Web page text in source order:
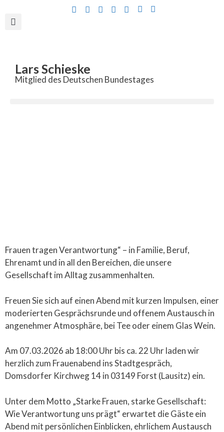
Lars Schieske
Mitglied des Deutschen Bundestages
Frauen tragen Verantwortung“ – in Familie, Beruf,
Ehrenamt und in all den Bereichen, die unsere
Gesellschaft im Alltag zusammenhalten.
Freuen Sie sich auf einen Abend mit kurzen Impulsen, einer
moderierten Gesprächsrunde und offenem Austausch in
angenehmer Atmosphäre, bei Tee oder einem Glas Wein.
Am 07.03.2026 ab 18:00 Uhr bis ca. 22 Uhr laden wir
herzlich zum Frauenabend ins Stadtgespräch,
Domsdorfer Kirchweg 14 in 03149 Forst (Lausitz) ein.
Unter dem Motto „Starke Frauen, starke Gesellschaft:
Wie Verantwortung uns prägt“ erwartet die Gäste ein
Abend mit persönlichen Einblicken, ehrlichem Austausch